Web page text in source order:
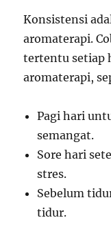
Konsistensi
aromaterapi.
tertentu setiap
aromaterapi,
Pagi hari
semangat.
Sore hari
stres.
Sebelum
tidur.